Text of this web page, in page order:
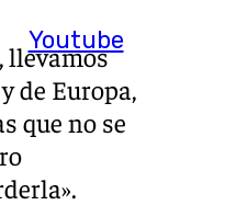
Youtube
llevamos
de Europa,
que no se